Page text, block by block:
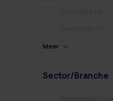
Meer
Sector/Branche